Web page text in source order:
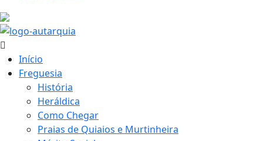
Início
Freguesia
História
Heráldica
Como Chegar
Praias de Quiaios e Murtinheira